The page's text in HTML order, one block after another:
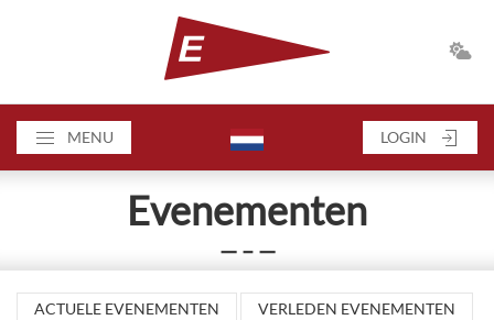
MENU LOGIN
Evenementen
— – —
ACTUELE EVENEMENTEN
VERLEDEN EVENEMENTEN